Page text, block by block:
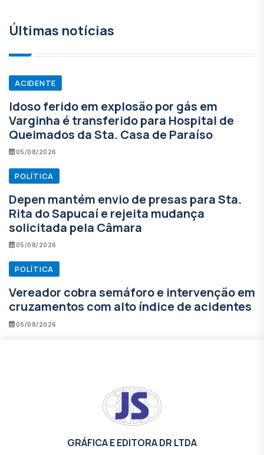
Últimas notícias
ACIDENTE
Idoso ferido em explosão por gás em
Varginha é transferido para Hospital de
Queimados da Sta. Casa de Paraíso
05/08/2026
POLÍTICA
Depen mantém envio de presas para Sta.
Rita do Sapucaí e rejeita mudança
solicitada pela Câmara
05/08/2026
POLÍTICA
Vereador cobra semáforo e intervenção em
cruzamentos com alto índice de acidentes
05/08/2026
GRÁFICA E EDITORA DR LTDA